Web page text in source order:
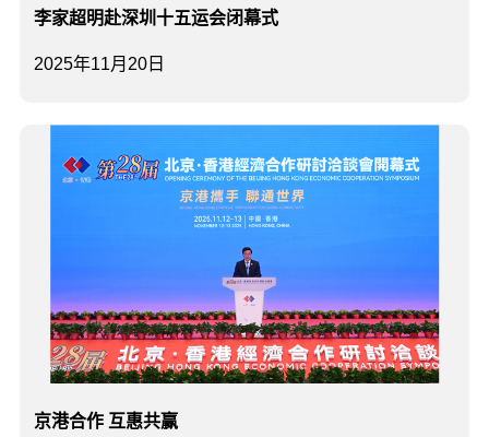
2025年11月20日
李家超明赴深圳十五运会闭幕式
​京港合作 互惠共赢